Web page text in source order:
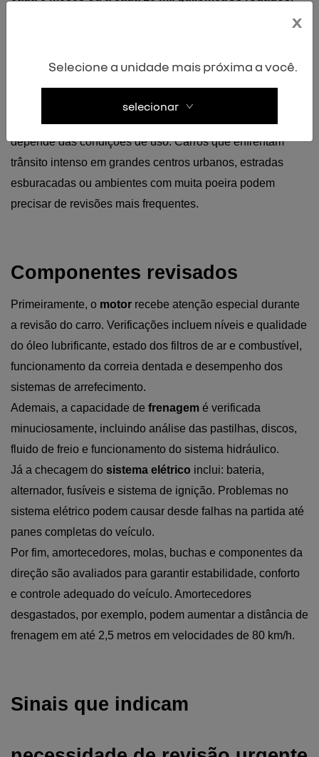
depende das condições de uso. Carros que enfrentam
trânsito intenso em grandes centros urbanos, estradas
esburacadas ou ambientes com muita poeira podem
precisar de revisões mais frequentes.
Componentes revisados
Primeiramente, o motor recebe atenção especial durante
a revisão do carro. Verificações incluem níveis e qualidade
do óleo lubrificante, estado dos filtros de ar e combustível,
funcionamento da correia dentada e desempenho dos
sistemas de arrefecimento.
Ademais, a capacidade de frenagem é verificada
minuciosamente, incluindo análise das pastilhas, discos,
fluido de freio e funcionamento do sistema hidráulico.
Já a checagem do sistema elétrico inclui: bateria,
alternador, fusíveis e sistema de ignição. Problemas no
sistema elétrico podem causar desde falhas na partida até
panes completas do veículo.
Por fim, amortecedores, molas, buchas e componentes da
direção são avaliados para garantir estabilidade, conforto
e controle adequado do veículo. Amortecedores
desgastados, por exemplo, podem aumentar a distância de
frenagem em até 2,5 metros em velocidades de 80 km/h.
Sinais que indicam
x
Selecione a unidade mais próxima a você.
selecionar